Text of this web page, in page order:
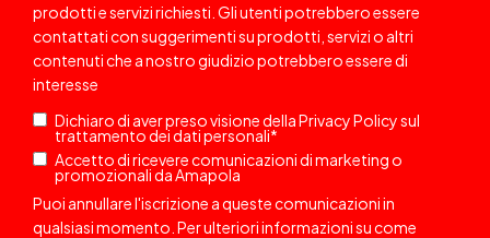
prodotti e servizi richiesti. Gli utenti potrebbero essere
contattaticon suggerimenti su prodotti, servizi o altri
contenuti che a nostro giudizio potrebbero essere di
interesse
Dichiaro di aver preso visione dellaPrivacy Policysul
trattamento dei dati personali*
Accetto di ricevere comunicazioni di marketing o
promozionali da Amapola
Puoi annullare l'iscrizione a queste comunicazioni in
qualsiasi momento. Per ulteriori informazioni su come